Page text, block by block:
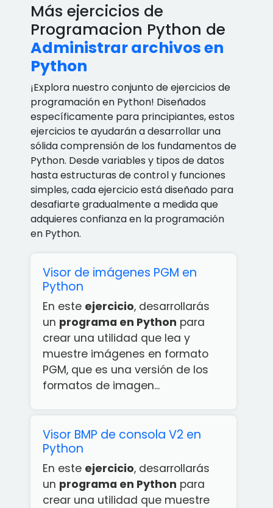
Más ejercicios de
Programacion Python de
Administrar archivos en
Python
¡Explora nuestro conjunto de ejercicios de
programación en Python! Diseñados
específicamente para principiantes, estos
ejercicios te ayudarán a desarrollar una
sólida comprensión de los fundamentos de
Python. Desde variables y tipos de datos
hasta estructuras de control y funciones
simples, cada ejercicio está diseñado para
desafiarte gradualmente a medida que
adquieres confianza en la programación
en Python.
Visor de imágenes PGM en
Python
En este ejercicio, desarrollarás
un programa en Python para
crear una utilidad que lea y
muestre imágenes en formato
PGM, que es una versión de los
formatos de imagen...
Visor BMP de consola V2 en
Python
En este ejercicio, desarrollarás
un programa en Python para
crear una utilidad que muestre